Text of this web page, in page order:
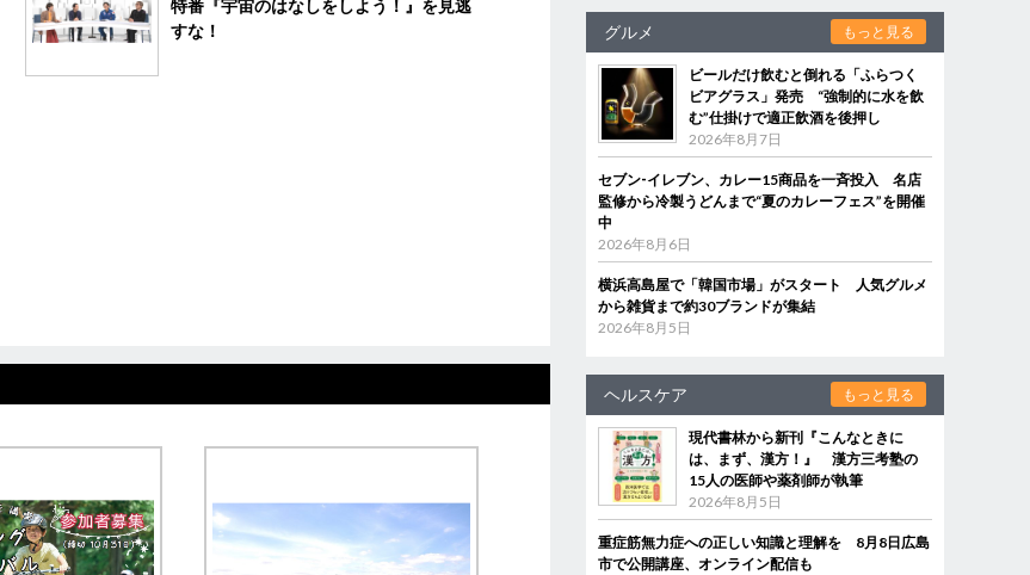
特番『宇宙のはなしをしよう！』を見逃
すな！
グルメ もっと見る
ビールだけ飲むと倒れる「ふらつく
ビアグラス」発売 “強制的に水を飲
む”仕掛けで適正飲酒を後押し
2026年8月7日
セブン‐イレブン、カレー15商品を一斉投入 名店
監修から冷製うどんまで“夏のカレーフェス”を開催
中
2026年8月6日
横浜高島屋で「韓国市場」がスタート 人気グルメ
から雑貨まで約30ブランドが集結
2026年8月5日
ヘルスケア もっと見る
現代書林から新刊『こんなときに
は、まず、漢方！』 漢方三考塾の
15人の医師や薬剤師が執筆
2026年8月5日
重症筋無力症への正しい知識と理解を 8月8日広島
市で公開講座、オンライン配信も